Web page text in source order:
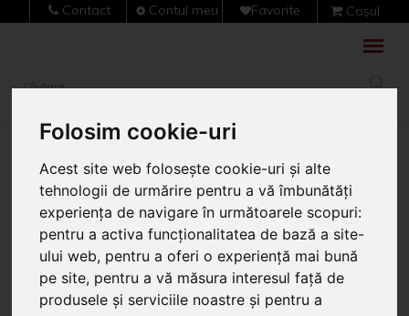
Folosim cookie-uri
Acest site web folosește cookie-uri și alte
tehnologii de urmărire pentru a vă îmbunătăți
experiența de navigare în următoarele scopuri:
pentru a activa funcționalitatea de bază a site-
ului web, pentru a oferi o experiență mai bună
pe site, pentru a vă măsura interesul față de
produsele și serviciile noastre și pentru a
Coșul
Contact Contul meu Favorite
Vezi alte sectiuni
<< Înapoi
Termoizolarea
locuinței: Polistiren vs